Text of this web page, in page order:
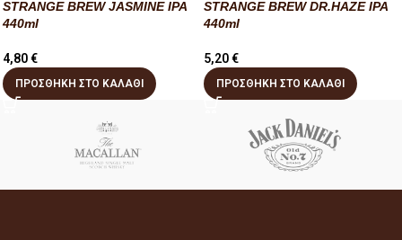
STRANGE BREW JASMINE IPA
440ml
4,80€
ΠΡΟΣΘΉΚΗ ΣΤΟ ΚΑΛΆΘΙ
STRANGE BREW DR.HAZE IPA
440ml
5,20€
ΠΡΟΣΘΉΚΗ ΣΤΟ ΚΑΛΆΘΙ